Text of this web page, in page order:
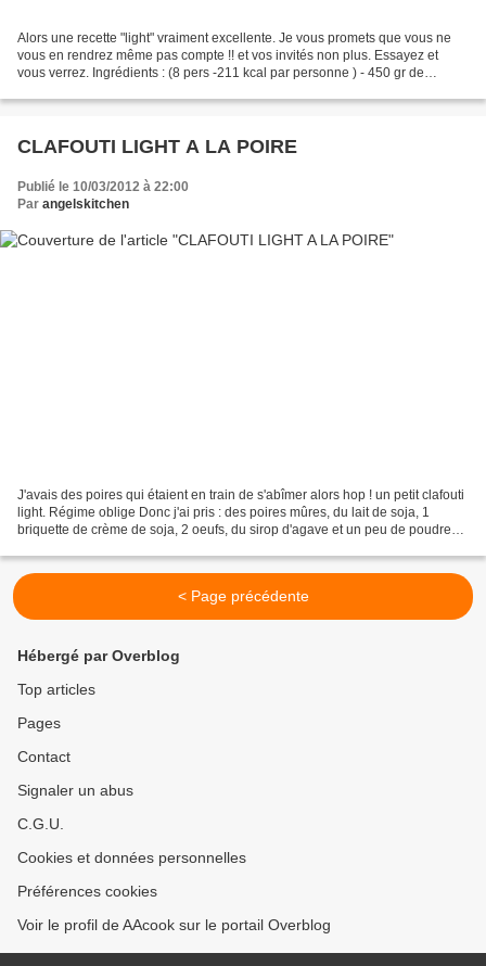
Alors une recette "light" vraiment excellente. Je vous promets que vous ne
vous en rendrez même pas compte !! et vos invités non plus. Essayez et
vous verrez. Ingrédients : (8 pers -211 kcal par personne ) - 450 gr de
CLAFOUTI LIGHT A LA POIRE
Publié le 10/03/2012 à 22:00
Par angelskitchen
J'avais des poires qui étaient en train de s'abîmer alors hop ! un petit clafouti
light. Régime oblige Donc j'ai pris : des poires mûres, du lait de soja, 1
briquette de crème de soja, 2 oeufs, du sirop d'agave et un peu de poudre
< Page précédente
Hébergé par Overblog
Top articles
Pages
Contact
Signaler un abus
C.G.U.
Cookies et données personnelles
Préférences cookies
Voir le profil de AAcook sur le portail Overblog